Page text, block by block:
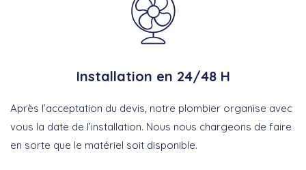
Installation en 24/48 H
Après l’acceptation du devis, notre plombier organise avec
vous la date de l’installation. Nous nous chargeons de faire
en sorte que le matériel soit disponible.